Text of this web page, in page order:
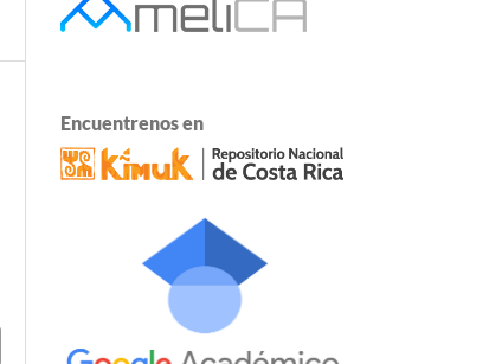
Encuentrenos en